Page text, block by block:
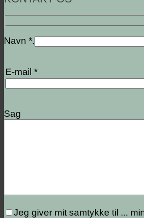
Navn *.
E-mail *
Sag
Jeg giver mit samtykke til ...